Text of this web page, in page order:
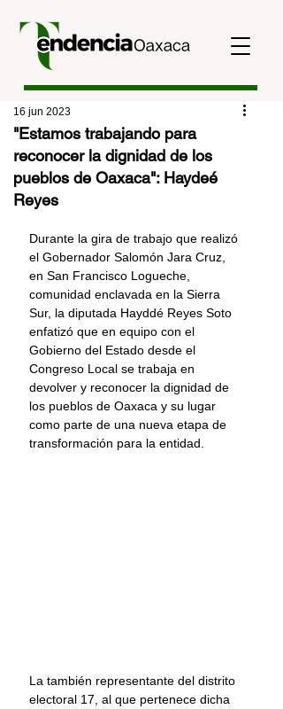
"Estamos trabajando para
reconocer la dignidad de los
pueblos de Oaxaca": Haydeé
Reyes
16 jun 2023
Durante la gira de trabajo que realizó
el Gobernador Salomón Jara Cruz,
en San Francisco Logueche,
comunidad enclavada en la Sierra
Sur, la diputada Hayddé Reyes Soto
enfatizó que en equipo con el
Gobierno del Estado desde el
Congreso Local se trabaja en
devolver y reconocer la dignidad de
los pueblos de Oaxaca y su lugar
como parte de una nueva etapa de
transformación para la entidad.
La también representante del distrito
electoral 17, al que pertenece dicha